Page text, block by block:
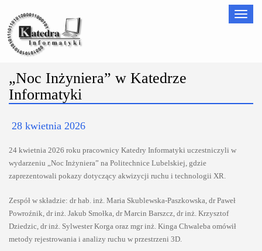
„Noc Inżyniera” w Katedrze
Informatyki
28 kwietnia 2026
24 kwietnia 2026 roku pracownicy Katedry Informatyki uczestniczyli w
wydarzeniu „Noc Inżyniera” na Politechnice Lubelskiej, gdzie
zaprezentowali pokazy dotyczący akwizycji ruchu i technologii XR.
Zespół w składzie: dr hab. inż. Maria Skublewska-Paszkowska, dr Paweł
Powroźnik, dr inż. Jakub Smołka, dr Marcin Barszcz, dr inż. Krzysztof
Dziedzic, dr inż. Sylwester Korga oraz mgr inż. Kinga Chwaleba omówił
metody rejestrowania i analizy ruchu w przestrzeni 3D.